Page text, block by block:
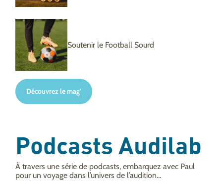
Soutenir le Football Sourd
Découvrez le mag'
Podcasts Audilab
À travers une série de podcasts, embarquez avec Paul
pour un voyage dans l’univers de l’audition…